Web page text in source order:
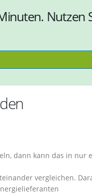
Nutzen
dann kann das in nur
vergleichen.